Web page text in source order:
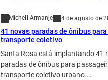
Micheli Armanje 4 de agosto de
41 novas paradas de ônibus para
transporte coletivo
Santa Rosa está implantando 41
paradas de ônibus para
transporte coletivo urbano.…